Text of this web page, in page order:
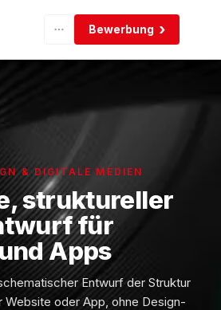
Bewerbung
& DIGITALE MEDIEN
struktureller
für
Apps
Entwurf der Struktur
Website oder App, ohne Design-